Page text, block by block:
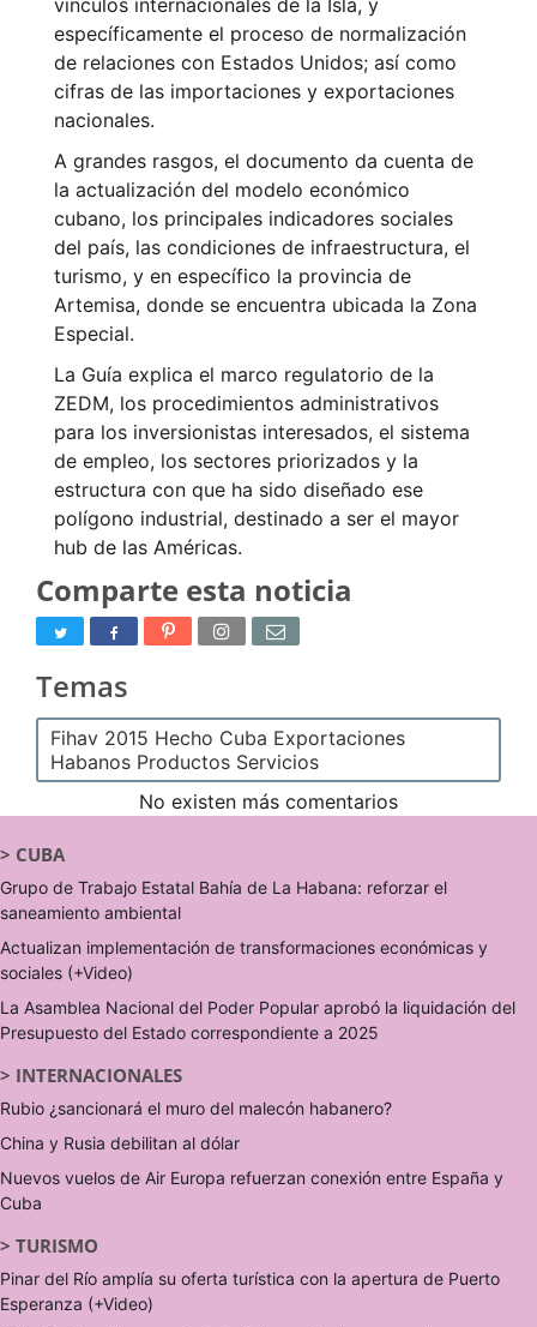
vínculos internacionales de la Isla, y
específicamente el proceso de normalización
de relaciones con Estados Unidos; así como
cifras de las importaciones y exportaciones
nacionales.
A grandes rasgos, el documento da cuenta de
la actualización del modelo económico
cubano, los principales indicadores sociales
del país, las condiciones de infraestructura, el
turismo, y en específico la provincia de
Artemisa, donde se encuentra ubicada la Zona
Especial.
La Guía explica el marco regulatorio de la
ZEDM, los procedimientos administrativos
para los inversionistas interesados, el sistema
de empleo, los sectores priorizados y la
estructura con que ha sido diseñado ese
polígono industrial, destinado a ser el mayor
hub de las Américas.
Comparte esta noticia
Temas
Fihav 2015 Hecho Cuba Exportaciones
Habanos Productos Servicios
No existen más comentarios
> CUBA
Grupo de Trabajo Estatal Bahía de La Habana: reforzar el
saneamiento ambiental
Actualizan implementación de transformaciones económicas y
sociales (+Video)
La Asamblea Nacional del Poder Popular aprobó la liquidación del
Presupuesto del Estado correspondiente a 2025
> INTERNACIONALES
Rubio ¿sancionará el muro del malecón habanero?
China y Rusia debilitan al dólar
Nuevos vuelos de Air Europa refuerzan conexión entre España y
Cuba
> TURISMO
Pinar del Río amplía su oferta turística con la apertura de Puerto
Esperanza (+Video)